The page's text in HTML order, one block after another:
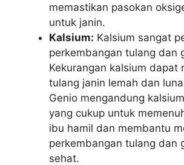
memastikan pasokan
untuk janin.
Kalsium: Kalsium sangat
perkembangan tulang dan
Kekurangan kalsium dapat
tulang janin lemah dan
Genio mengandung
yang cukup untuk
ibu hamil dan membantu
perkembangan tulang dan
sehat.